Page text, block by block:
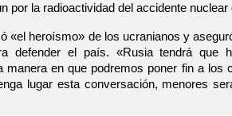
por la radioactividad del accidente nuclear
«el heroísmo» de los ucranianos y
defender el país. «Rusia tendrá que
manera en que podremos poner fin a los
lugar esta conversación, menores